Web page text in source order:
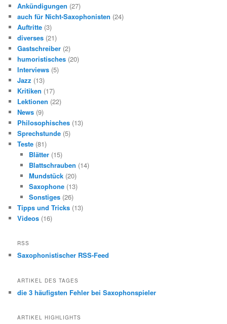
n
Ankündigungen (27)
auch für Nicht-Saxophonisten (24)
Auftritte (3)
diverses (21)
Gastschreiber (2)
humoristisches (20)
Interviews (5)
Jazz (13)
Kritiken (17)
Lektionen (22)
News (9)
Philosophisches (13)
Sprechstunde (5)
Teste (81)
Blätter(15)
Blattschrauben (14)
Mundstück(20)
Saxophone(13)
Sonstiges(26)
Tipps und Tricks (13)
Videos (16)
RSS
Saxophonistischer RSS-Feed
ARTIKEL DES TAGES
die 3 häufigsten Fehler bei Saxophonspieler
ARTIKEL HIGHLIGHTS